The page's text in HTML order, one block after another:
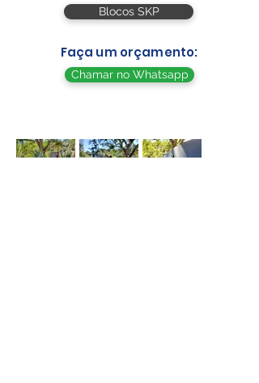
Blocos SKP
Faça um orçamento:
Chamar no Whatsapp